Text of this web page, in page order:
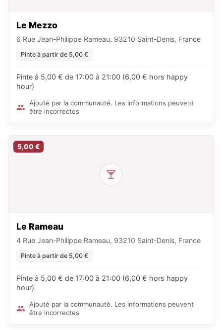
Le Mezzo
6 Rue Jean-Philippe Rameau, 93210 Saint-Denis, France
Pinte à partir de 5,00 €
Pinte à 5,00 € de 17:00 à 21:00 (6,00 € hors happy
hour)
Ajouté par la communauté. Les informations peuvent
être incorrectes
5,00 €
Le Rameau
4 Rue Jean-Philippe Rameau, 93210 Saint-Denis, France
Pinte à partir de 5,00 €
Pinte à 5,00 € de 17:00 à 21:00 (6,00 € hors happy
hour)
Ajouté par la communauté. Les informations peuvent
être incorrectes